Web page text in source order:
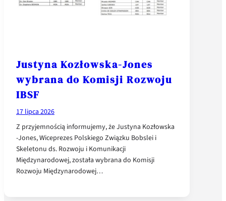
Justyna Kozłowska-Jones
wybrana do Komisji Rozwoju
IBSF
17 lipca 2026
Z przyjemnością informujemy, że Justyna Kozłowska
-Jones, Wiceprezes Polskiego Związku Bobslei i
Skeletonu ds. Rozwoju i Komunikacji
Międzynarodowej, została wybrana do Komisji
Rozwoju Międzynarodowej…